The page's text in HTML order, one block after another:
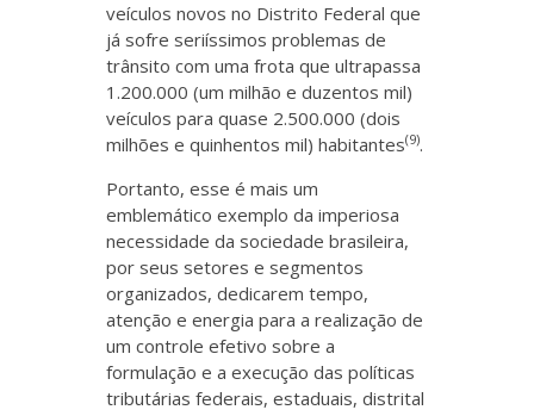
veículos novos no Distrito Federal que
já sofre seriíssimos problemas de
trânsito com uma frota que ultrapassa
1.200.000 (um milhão e duzentos mil)
veículos para quase 2.500.000 (dois
milhões e quinhentos mil) habitantes(9).
Portanto, esse é mais um
emblemático exemplo da imperiosa
necessidade da sociedade brasileira,
por seus setores e segmentos
organizados, dedicarem tempo,
atenção e energia para a realização de
um controle efetivo sobre a
formulação e a execução das políticas
tributárias federais, estaduais, distrital